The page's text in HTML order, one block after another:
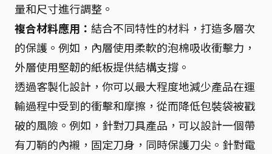
量和尺寸進行調整。
複合材料應用： 結合不同特性的材料，打造多層次
的保護。例如，內層使用柔軟的泡棉吸收衝擊力，
外層使用堅韌的紙板提供結構支撐。
透過客製化設計，你可以最大程度地減少產品在運
輸過程中受到的衝擊和摩擦，從而降低包裝袋被戳
破的風險。例如，針對刀具產品，可以設計一個帶
有刀鞘的內襯，固定刀身，同時保護刀尖。針對電